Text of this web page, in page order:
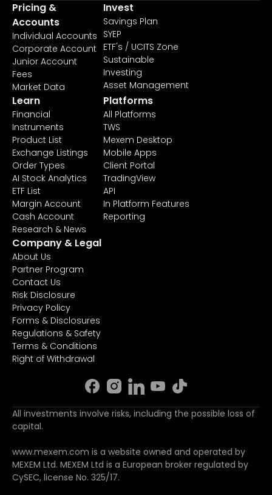
Pricing &
Accounts
Individual Accounts
Corporate Account
Junior Account
Fees
Market Data
Invest
Savings Plan
SYEP
ETF's / UCITS Zone
Sustainable
Investing
Asset Management
Learn
Financial
Instruments
Product List
Exchange Listings
Order Types
AI Stock Analytics
ETF List
Margin Account
Cash Account
Research & News
Platforms
All Platforms
TWS
Mexem Desktop
Mobile Apps
Client Portal
TradingView
API
In Platform Features
Reporting
Company & Legal
About Us
Partner Program
Contact Us
Risk Disclosure
Privacy Policy
Forms & Disclosures
Regulations & Safety
Terms & Conditions
Right of Withdrawal
All investments involve risks, including the possible loss of
capital.
www.mexem.com is a website owned and operated by
MEXEM Ltd. MEXEM Ltd is a European broker regulated by
CySEC, license No. 325/17.